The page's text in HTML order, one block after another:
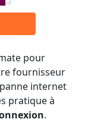
pour
fournisseur
internet
pratique à
.